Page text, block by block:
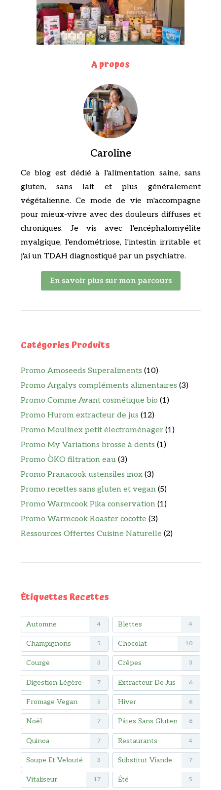
A propos
Caroline
Ce blog est dédié à l'alimentation saine, sans
gluten, sans lait et plus généralement
végétalienne. Ce mode de vie m'accompagne
pour mieux-vivre avec des douleurs diffuses et
chroniques. Je vis avec l'encéphalomyélite
myalgique, l'endométriose, l'intestin irritable et
j'ai un TDAH diagnostiqué par un psychiatre.
En savoir plus sur mon parcours
Catégories Produits
Promo Amoseeds Superaliments (10)
Promo Argalys compléments alimentaires (3)
Promo Comme Avant cosmétique bio (1)
Promo Hurom extracteur de jus (12)
Promo Moulinex petit électroménager (1)
Promo My Variations brosse à dents (1)
Promo ÖKO filtration eau (3)
Promo Pranacook ustensiles inox (3)
Promo recettes sans gluten et vegan (5)
Promo Warmcook Pika conservation (1)
Promo Warmcook Roaster cocotte (3)
Ressources Offertes Cuisine Naturelle (2)
Étiquettes Recettes
Automne 4 Blettes 4
Champignons 5 Chocolat 10
Courge 3 Crêpes 3
Digestion Légère 7 Extracteur De Jus 6
Fromage Vegan 5 Hiver 6
Noël 7 Pâtes Sans Gluten 6
Quinoa 7 Restaurants 4
Soupe Et Velouté 3 Substitut Viande 7
Vitaliseur 17 Été 5